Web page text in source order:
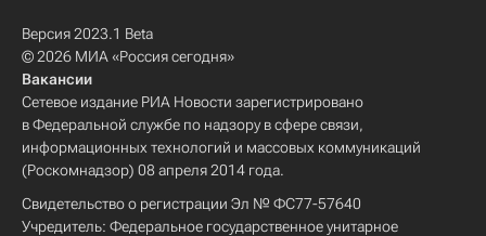
Версия 2023.1 Beta
© 2026 МИА «Россия сегодня»
Вакансии
Сетевое издание РИА Новости зарегистрировано
в Федеральной службе по надзору в сфере связи,
информационных технологий и массовых коммуникаций
(Роскомнадзор) 08 апреля 2014 года.
Свидетельство о регистрации Эл № ФС77-57640
Учредитель: Федеральное государственное унитарное